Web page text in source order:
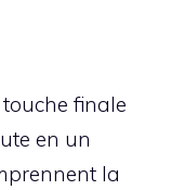
finale
en un
la